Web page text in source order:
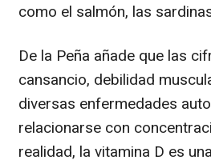
como el salmón, las
De la Peña añade que las
cansancio, debilidad
diversas enfermedades
relacionarse con
realidad, la vitamina D es